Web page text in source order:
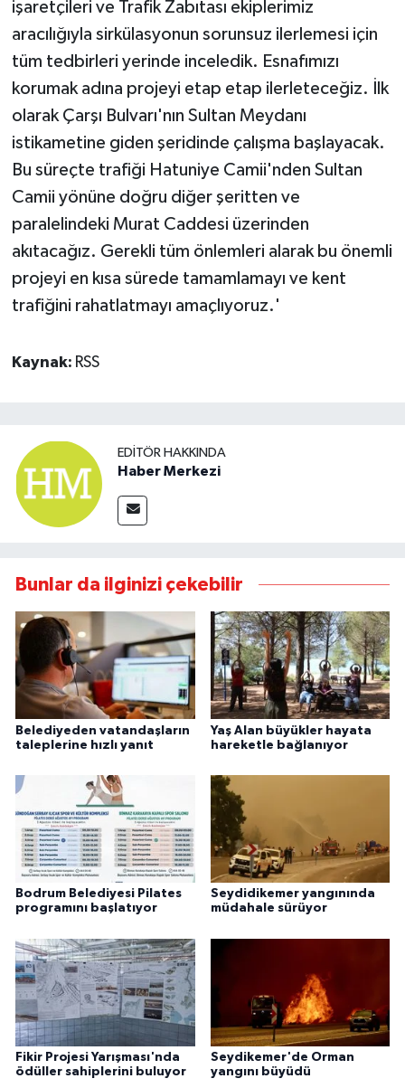
işaretçileri ve Trafik Zabıtası ekiplerimiz
aracılığıyla sirkülasyonun sorunsuz ilerlemesi için
tüm tedbirleri yerinde inceledik. Esnafımızı
korumak adına projeyi etap etap ilerleteceğiz. İlk
olarak Çarşı Bulvarı'nın Sultan Meydanı
istikametine giden şeridinde çalışma başlayacak.
Bu süreçte trafiği Hatuniye Camii'nden Sultan
Camii yönüne doğru diğer şeritten ve
paralelindeki Murat Caddesi üzerinden
akıtacağız. Gerekli tüm önlemleri alarak bu önemli
projeyi en kısa sürede tamamlamayı ve kent
trafiğini rahatlatmayı amaçlıyoruz.'
Kaynak: RSS
EDITÖR HAKKINDA
Haber Merkezi
Bunlar da ilginizi çekebilir
Belediyeden vatandaşların
taleplerine hızlı yanıt
Yaş Alan büyükler hayata
hareketle bağlanıyor
Bodrum Belediyesi Pilates
programını başlatıyor
Seydidikemer yangınında
müdahale sürüyor
Fikir Projesi Yarışması'nda
ödüller sahiplerini buluyor
Seydikemer'de Orman
yangını büyüdü